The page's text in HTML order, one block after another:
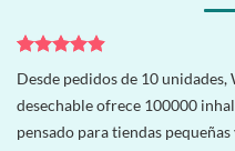
Valorado
con4.88
de 5 en
base a
8
valoraciones
Desde pedidos de 10
desechable ofrece 100000
pensado para tiendas